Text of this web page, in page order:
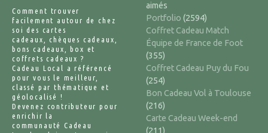
Comment trouver
facilement autour de chez
soi des cartes
cadeaux, chèques cadeaux,
bons cadeaux, box et
coffrets cadeaux ?
Cadeau Local a référencé
pour vous le meilleur,
classé par thématique et
géolocalisé !
Devenez contributeur pour
enrichir la
communauté Cadeau
aimés
Portfolio (2594)
Coffret Cadeau Match
Équipe de France de Foot
(355)
Coffret Cadeau Puy du Fou
(254)
Bon Cadeau Vol à Toulouse
(216)
Carte Cadeau Week-end
(211)